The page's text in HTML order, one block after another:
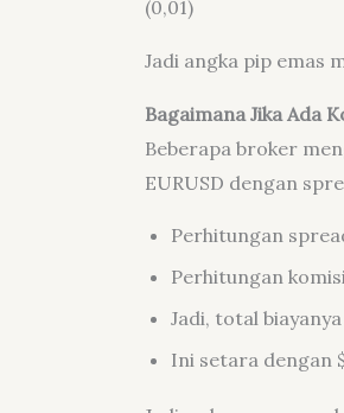
(0,01)
Jadi angka pip emas
Bagaimana Jika Ada
Beberapa broker
EURUSD dengan
Perhitungan
Perhitungan
Jadi, total biayanya
Ini setara dengan